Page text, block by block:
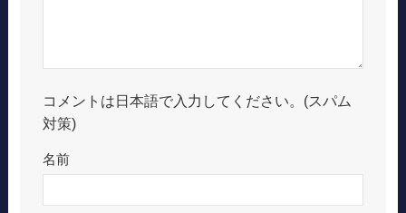
コメントは日本語で入力してください。(スパム
対策)
名前